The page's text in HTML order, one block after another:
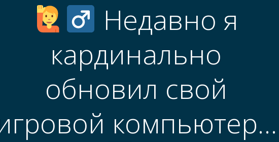
Недавно я
кардинально
обновил свой
компьютер…